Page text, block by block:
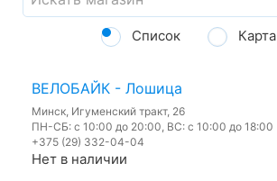
Список Карта
ВЕЛОБАЙК - Лошица
Минск, Игуменский тракт, 26
ПН-СБ: с 10:00 до 20:00, ВС: с 10:00 до 18:00
+375 (29) 332-04-04
Нет в наличии